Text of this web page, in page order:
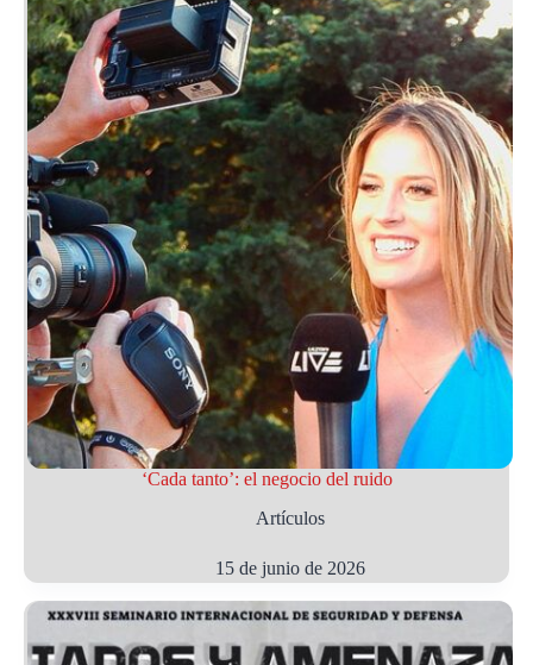
‘Cada tanto’: el negocio del ruido
Artículos
15 de junio de 2026